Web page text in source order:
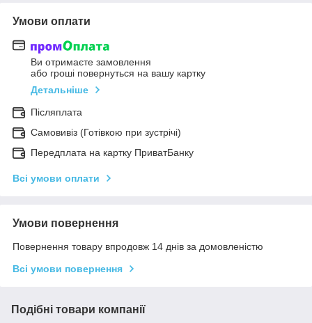
Умови оплати
Ви отримаєте замовлення
або гроші повернуться на вашу картку
Детальніше
Післяплата
Самовивіз (Готівкою при зустрічі)
Передплата на картку ПриватБанку
Всі умови оплати
Умови повернення
Повернення товару впродовж 14 днів за домовленістю
Всі умови повернення
Подібні товари компанії